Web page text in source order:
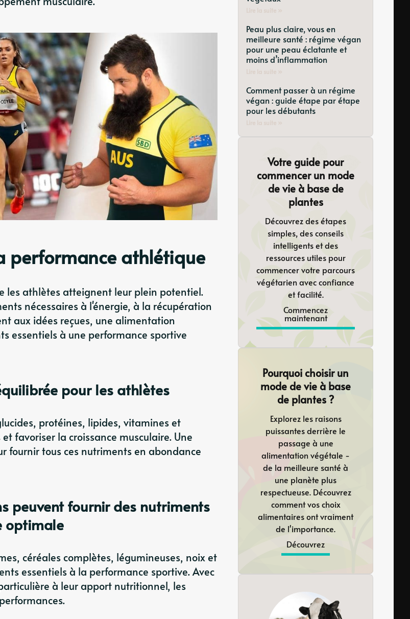
performance athlétique
les athlètes atteignent leur plein potentiel.
nécessaires à l'énergie, à la récupération
aux idées reçues, une alimentation
essentiels à une performance sportive
pour les athlètes
protéines, lipides, vitamines et
favoriser la croissance musculaire. Une
tous ces nutriments en abondance
peuvent fournir des nutriments
optimale
céréales complètes, légumineuses, noix et
essentiels à la performance sportive. Avec
à leur apport nutritionnel, les
Peau plus claire, vous en
meilleure santé : régime végan
pour une peau éclatante et
moins d’inflammation
Comment passer à un régime
végan : guide étape par étape
pour les débutants
Votre guide pour
commencer un mode
de vie à base de
plantes
Découvrez des étapes
simples, des conseils
intelligents et des
ressources utiles pour
commencer votre parcours
végétarien avec confiance
et facilité.
Commencez
maintenant
Pourquoi choisir un
mode de vie à base
de plantes ?
Explorez les raisons
puissantes derrière le
passage à une
alimentation végétale -
de la meilleure santé à
une planète plus
respectueuse. Découvrez
comment vos choix
alimentaires ont vraiment
de l'importance.
Découvrez